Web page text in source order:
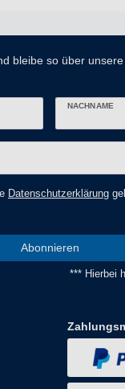
bleibe so über
NACHNAME
Daten­schutz­erklärung
Abonnieren
*** Hierbei